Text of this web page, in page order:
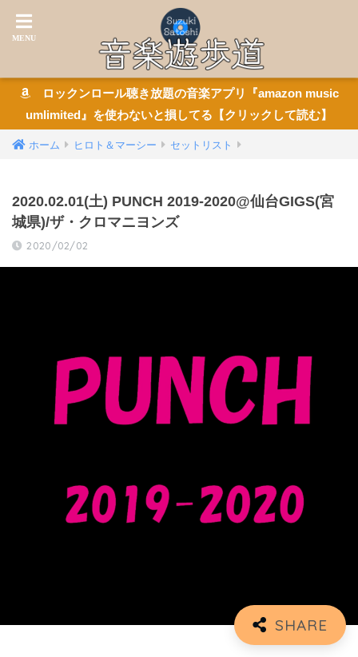
ロックンロール聴き放題の音楽アプリ『amazon music
umlimited』を使わないと損してる【クリックして読む】
ホーム ヒロト＆マーシー セットリスト
2020.02.01(土) PUNCH 2019-2020@仙台GIGS(宮
城県)/ザ・クロマニヨンズ
2020/02/02